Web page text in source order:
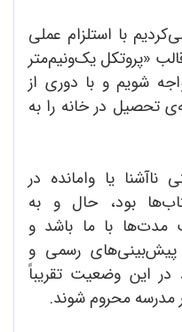
سال 98 فکر نمی‌کردیم با استلزام عملی
«پروتکل یک‌و‌نیم‌متر
شویم و با دوری از
تحصیل در خانه را به
یا وامانده در
بود، حال و به
با ما باشد و
پیش‌بینی‌های رسمی و
این وضعیت تقریباً
مدرسه محروم شوند.